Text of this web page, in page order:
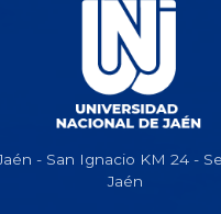
- San Ignacio KM 24 -
Jaén